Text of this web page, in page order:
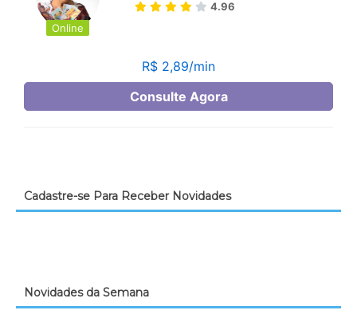
Cadastre-se Para Receber Novidades
Novidades da Semana